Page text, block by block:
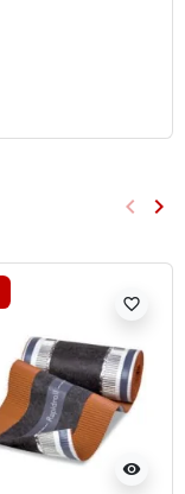
keyboard_arrow_left keyboard_arrow_right
visibility
favorite_border